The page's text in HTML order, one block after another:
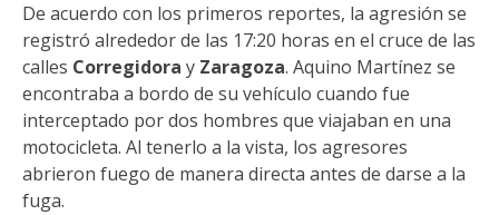
De acuerdo con los primeros reportes, la agresión se
registró alrededor de las 17:20 horas en el cruce de las
calles Corregidora y Zaragoza. Aquino Martínez se
encontraba a bordo de su vehículo cuando fue
interceptado por dos hombres que viajaban en una
motocicleta. Al tenerlo a la vista, los agresores
abrieron fuego de manera directa antes de darse a la
fuga.